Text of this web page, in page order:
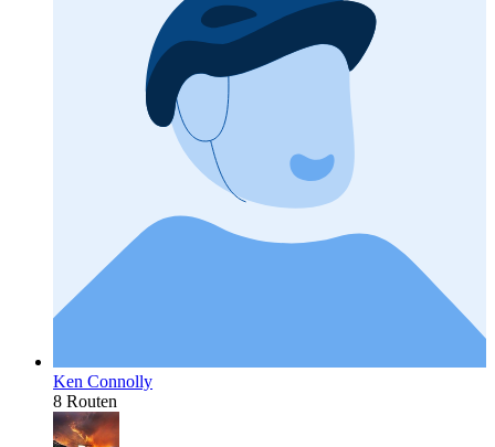
Ken Connolly
8 Routen